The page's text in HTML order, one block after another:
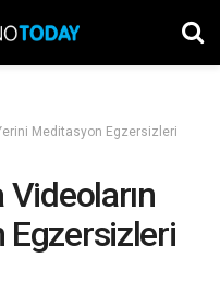
Meditasyon Egzersizleri
Videoların